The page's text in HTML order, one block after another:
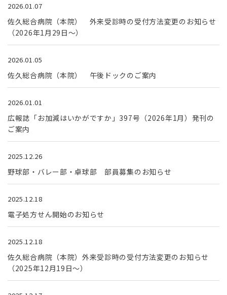
2026.01.07
佐久総合病院（本院） 外来受診時の受付方法変更のお知らせ
（2026年1月29日～）
2026.01.05
佐久総合病院（本院） 午後ドックのご案内
2026.01.01
広報誌「お加減はいかがですか」397号（2026年1月）発刊の
ご案内
2025.12.26
野球部・バレー部・卓球部 部員募集のお知らせ
2025.12.18
電子処方せん開始のお知らせ
2025.12.18
佐久総合病院（本院）外来受診時の受付方法変更のお知らせ
（2025年12月19日～）